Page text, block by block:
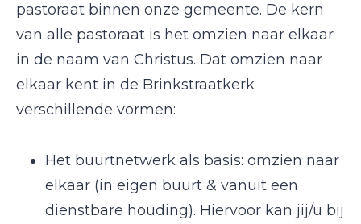
pastoraat ​binnen onze gemeente. De kern
van alle pastoraat is het omzien naar elkaar
in de naam van Christus. Dat omzien naar
elkaar kent in de Brinkstraatkerk
verschillende vormen:
Het buurtnetwerk als basis: omzien naar
elkaar (in eigen buurt & vanuit een
dienstbare houding). Hiervoor kan jij/u bij